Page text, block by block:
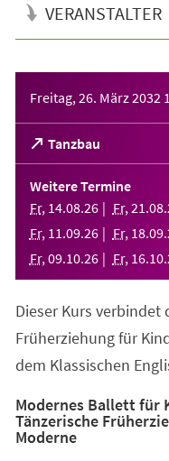
VERANSTALTER
Freitag, 26. März 2032
Tanzbau
(Öffnet
in
einem
neuen
Tab)
Weitere Termine
Fr, 14.08.26 Fr, 21 .08.
Fr, 11 .09.26 Fr, 18.09.
Fr, 09.10.26 Fr, 16.10.
Dieser Kurs
Früherziehung für
dem Klassischen
Modernes Ballett für
Tänzerische
Moderne